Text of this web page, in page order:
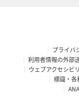
プライバ
利用者情報の外部
ウェブアクセシビ
標識・各